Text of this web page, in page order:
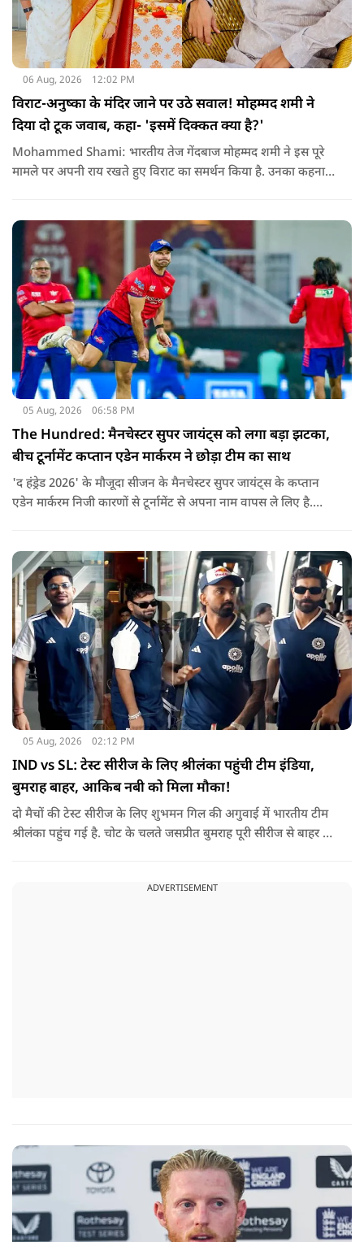
06 Aug, 2026 12:02 PM
विराट-अनुष्का के मंदिर जाने पर उठे सवाल! मोहम्मद शमी ने
दिया दो टूक जवाब, कहा- 'इसमें दिक्कत क्या है?'
Mohammed Shami: भारतीय तेज गेंदबाज मोहम्मद शमी ने इस पूरे
मामले पर अपनी राय रखते हुए विराट का समर्थन किया है. उनका कहना है
05 Aug, 2026 06:58 PM
The Hundred: मैनचेस्टर सुपर जायंट्स को लगा बड़ा झटका,
बीच टूर्नामेंट कप्तान एडेन मार्करम ने छोड़ा टीम का साथ
'द हंड्रेड 2026' के मौजूदा सीजन के मैनचेस्टर सुपर जायंट्स के कप्तान
एडेन मार्करम निजी कारणों से टूर्नामेंट से अपना नाम वापस ले लिए है.
05 Aug, 2026 02:12 PM
IND vs SL: टेस्ट सीरीज के लिए श्रीलंका पहुंची टीम इंडिया,
बुमराह बाहर, आकिब नबी को मिला मौका!
दो मैचों की टेस्ट सीरीज के लिए शुभमन गिल की अगुवाई में भारतीय टीम
श्रीलंका पहुंच गई है. चोट के चलते जसप्रीत बुमराह पूरी सीरीज से बाहर हो
ADVERTISEMENT